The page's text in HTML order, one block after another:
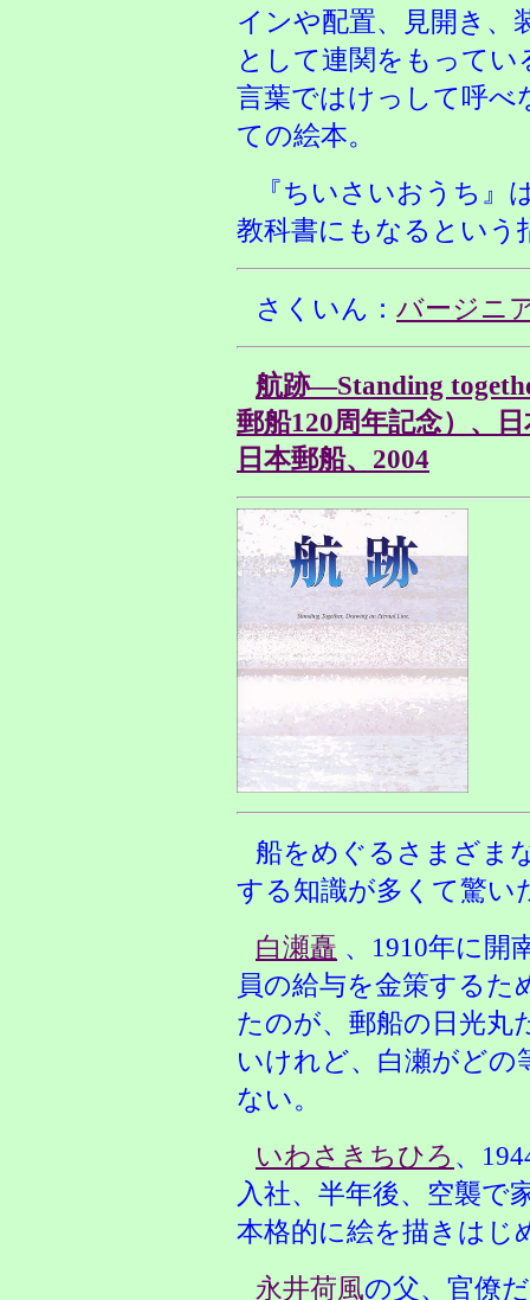
インや配置、見開き、
として連関をもって
言葉ではけっして呼べ
ての絵本。
『ちいさいおうち』
教科書にもなるという
さくいん： バージニ
航跡—Standing
郵船120周年記念）、
日本郵船、2004
船をめぐるさまざま
する知識が多くて驚い
白瀬矗 、1910年に開
員の給与を金策するた
たのが、郵船の日光丸
いけれど、白瀬がどの
ない。
いわさきちひろ 、
入社、半年後、空襲で
本格的に絵を描きはじ
永井荷風の父、官僚